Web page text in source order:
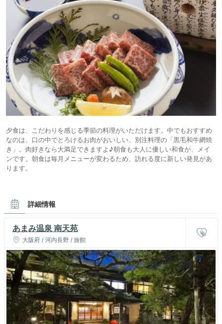
夕食は、こだわりを感じる季節の料理がいただけます。中でもおすすめ
なのは、口の中でとろけるお肉がおいしい、別注料理の「黒毛和牛網焼
き」。肉好きなら大満足できますよ♪朝食も大人に優しい和食が、メイ
ンです。朝食は毎月メニューが変わるため、訪れる度に新しい発見があ
ります。
詳細情報
あまみ温泉 南天苑
大阪府 / 河内長野 / 旅館